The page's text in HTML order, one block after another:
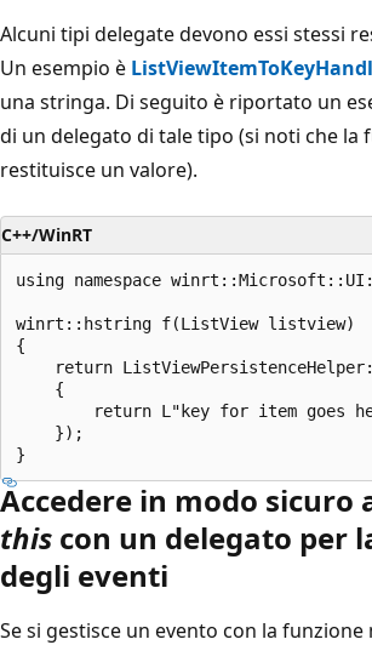
Alcuni tipi delegate devono essi stessi
Un esempio è
una stringa. Di seguito è riportato un
di un delegato di tale tipo (si noti che la
restituisce un valore).
C++/WinRT
using namespace
winrt::hstring f(ListView listview)
{
return
    {
return L"key for item goes
    });
Accedere in modo sicuro
this con un delegato per
degli eventi
Se si gestisce un evento con la